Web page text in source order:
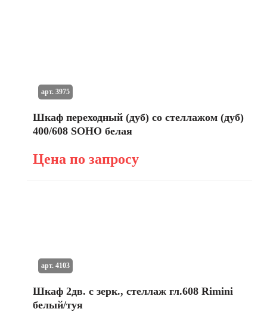
Шкаф переходный (дуб) со стеллажом (дуб)
400/608 SOHO белая
Цена по запросу
арт. 3975
Шкаф 2дв. с зерк., стеллаж гл.608 Rimini
белый/туя
арт. 4103